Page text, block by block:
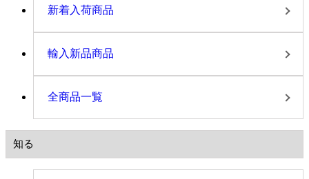
新着入荷商品
輸入新品商品
全商品一覧
知る